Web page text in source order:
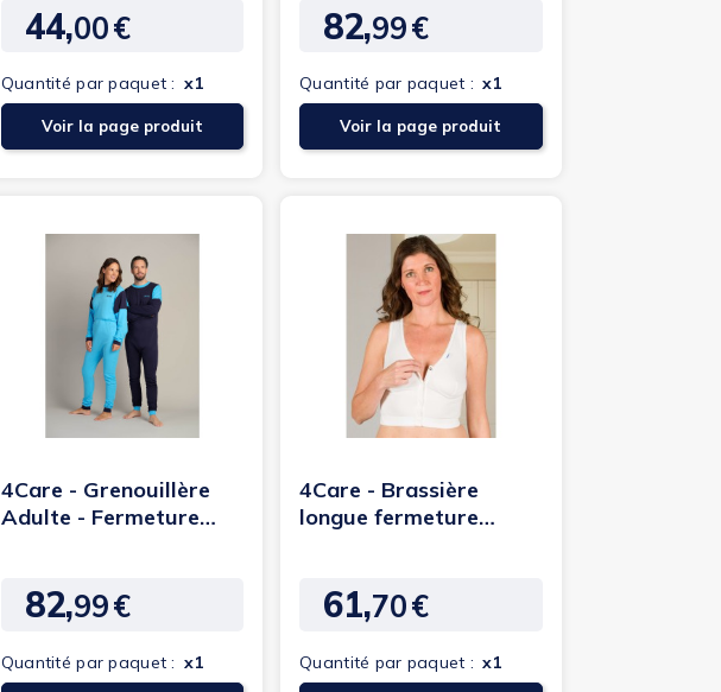
(7 avis)
Prix
44,00€
Quantité par paquet : x1
Voir la page produit
Prix
82,99€
Quantité par paquet : x1
Voir la page produit
4Care - Grenouillère
Adulte - Fermeture
Prix
82,99€
Quantité par paquet : x1
4Care - Brassière
longue fermeture
Prix
61,70€
Quantité par paquet : x1